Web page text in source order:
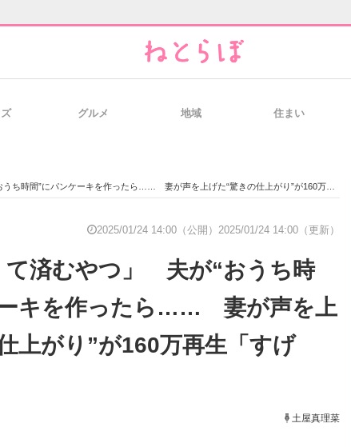
経営リー
IT製品の技術・比較・事例 製造業の
エネルギ
グルメ 地域 住まい
時間”にパンケーキを作ったら…… 妻が声を上げた“驚きの仕上がり”が160万再生「すげぇ」
2025/01/24 14:00（公開） 2025/01/24 14:00（更新）
て済むやつ」 夫が“おうち時
ーキを作ったら…… 妻が声を上
上がり”が160万再生「すげ
土屋真理菜